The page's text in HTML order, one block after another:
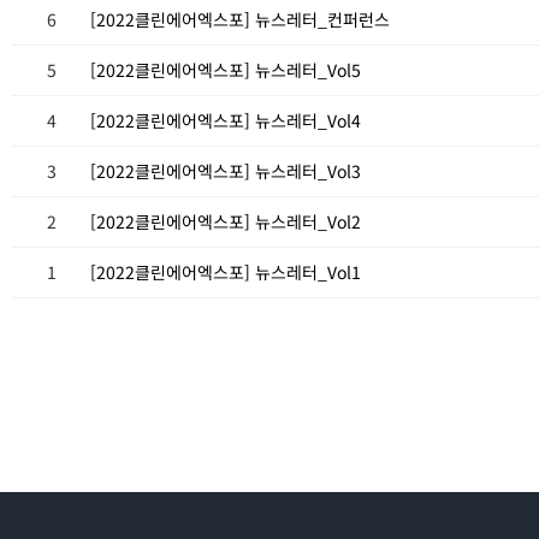
6 [2022클린에어엑스포] 뉴스레터_컨퍼런스
5 [2022클린에어엑스포] 뉴스레터_Vol5
4 [2022클린에어엑스포] 뉴스레터_Vol4
3 [2022클린에어엑스포] 뉴스레터_Vol3
2 [2022클린에어엑스포] 뉴스레터_Vol2
1 [2022클린에어엑스포] 뉴스레터_Vol1